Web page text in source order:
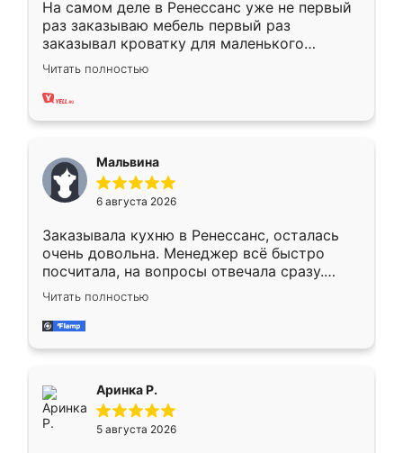
На самом деле в Ренессанс уже не первый
раз заказываю мебель первый раз
заказывал кроватку для маленького
ребёнка при его рождении ,во второй раз
заказал шкаф-купе. По качеству очень
хорошее сборка достаточно быстрая,
меньше, здесь же он более разнообразный.
Мне нравится ,если что-то потребуется из
мебели буду заказывать только здесь.
Читать полностью
Мальвина
6 августа 2026
Заказывала кухню в Ренессанс, осталась
очень довольна. Менеджер всё быстро
посчитала, на вопросы отвечала сразу.
Замерщик приехал в субботу, подошёл к
делу со всей ответственностью. Собрали
за день, ребята работали аккуратно, даже
Читать полностью
Аринка Р.
5 августа 2026